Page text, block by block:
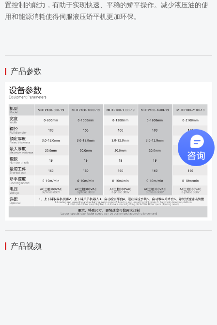
置控制的能力，有助于实现快速、平稳的矫平操作。减少液压油的使
用和能源消耗使得伺服液压矫平机更加环保。
产品参数
产品视频